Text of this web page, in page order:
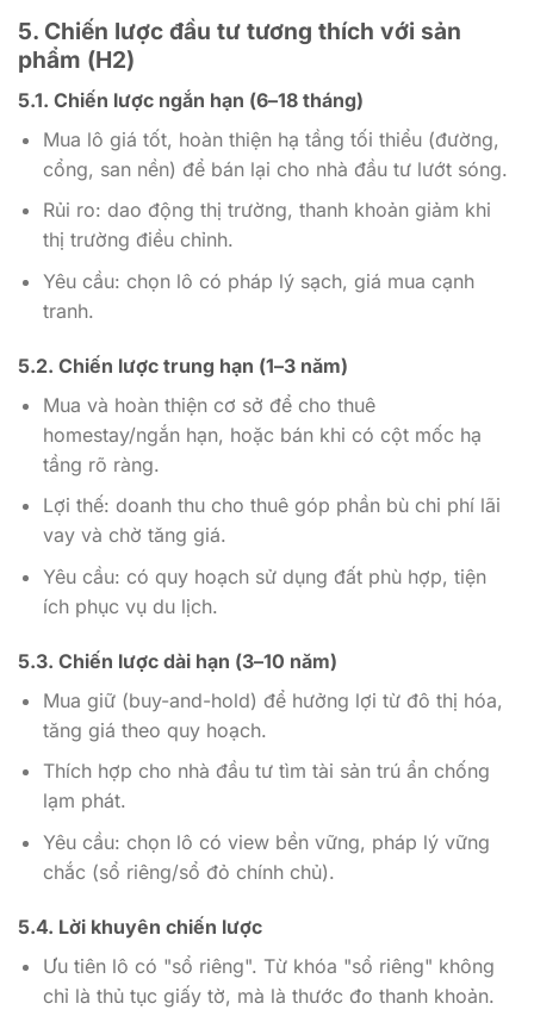
5. Chiến lược đầu tư tương thích với sản
phẩm (H2)
5.1. Chiến lược ngắn hạn (6–18 tháng)
Mua lô giá tốt, hoàn thiện hạ tầng tối thiểu (đường,
cổng, san nền) để bán lại cho nhà đầu tư lướt sóng.
Rủi ro: dao động thị trường, thanh khoản giảm khi
thị trường điều chỉnh.
Yêu cầu: chọn lô có pháp lý sạch, giá mua cạnh
tranh.
5.2. Chiến lược trung hạn (1–3 năm)
Mua và hoàn thiện cơ sở để cho thuê
homestay/ngắn hạn, hoặc bán khi có cột mốc hạ
tầng rõ ràng.
Lợi thế: doanh thu cho thuê góp phần bù chi phí lãi
vay và chờ tăng giá.
Yêu cầu: có quy hoạch sử dụng đất phù hợp, tiện
ích phục vụ du lịch.
5.3. Chiến lược dài hạn (3–10 năm)
Mua giữ (buy-and-hold) để hưởng lợi từ đô thị hóa,
tăng giá theo quy hoạch.
Thích hợp cho nhà đầu tư tìm tài sản trú ẩn chống
lạm phát.
Yêu cầu: chọn lô có view bền vững, pháp lý vững
chắc (sổ riêng/sổ đỏ chính chủ).
5.4. Lời khuyên chiến lược
Ưu tiên lô có "sổ riêng". Từ khóa "sổ riêng" không
chỉ là thủ tục giấy tờ, mà là thước đo thanh khoản.